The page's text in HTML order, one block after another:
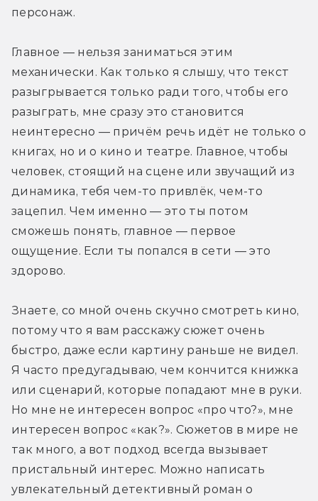
персонаж.
Главное — нельзя заниматься этим
механически. Как только я слышу, что текст
разыгрывается только ради того, чтобы его
разыграть, мне сразу это становится
неинтересно — причём речь идёт не только о
книгах, но и о кино и театре. Главное, чтобы
человек, стоящий на сцене или звучащий из
динамика, тебя чем-то привлёк, чем-то
зацепил. Чем именно — это ты потом
сможешь понять, главное — первое
ощущение. Если ты попался в сети — это
здорово.
Знаете, со мной очень скучно смотреть кино,
потому что я вам расскажу сюжет очень
быстро, даже если картину раньше не видел.
Я часто предугадываю, чем кончится книжка
или сценарий, которые попадают мне в руки.
Но мне не интересен вопрос «про что?», мне
интересен вопрос «как?». Сюжетов в мире не
так много, а вот подход всегда вызывает
пристальный интерес. Можно написать
увлекательный детективный роман о